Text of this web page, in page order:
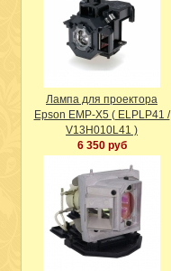
Лампа для проектора
Epson EMP-X5 ( ELPLP41 /
V13H010L41 )
6 350 руб